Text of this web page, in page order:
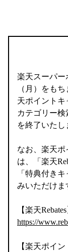
楽天スーパー
（月）をも
天ポイント
カテゴリー
を終了いたし
なお、楽天ポ
は、「楽天
「特典付き
みいただけま
【楽天Rebates
https://
【楽天ポイン